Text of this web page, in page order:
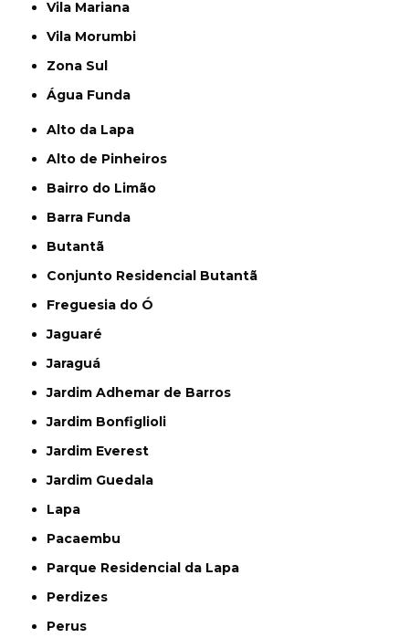
Vila Mariana
Vila Morumbi
Zona Sul
Água Funda
Alto da Lapa
Alto de Pinheiros
Bairro do Limão
Barra Funda
Butantã
Conjunto Residencial Butantã
Freguesia do Ó
Jaguaré
Jaraguá
Jardim Adhemar de Barros
Jardim Bonfiglioli
Jardim Everest
Jardim Guedala
Lapa
Pacaembu
Parque Residencial da Lapa
Perdizes
Perus